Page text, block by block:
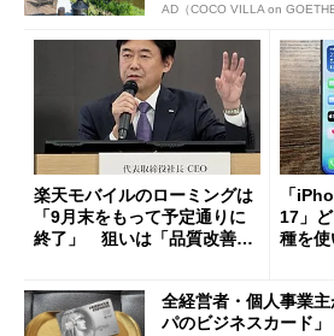
AD（COCO VILLA on GOETHE
楽天モバイルのローミングは
「9月末をもって予定通りに
終了」 狙いは「品質改善」
も
「
17」
種を使
全経営者・個人事業
パのビジネスカード」